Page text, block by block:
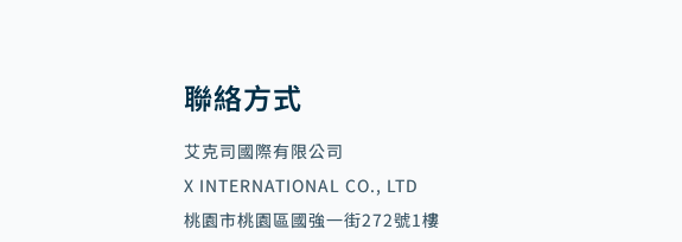
聯絡方式
艾克司國際有限公司
X INTERNATIONAL CO., LTD
桃園市桃園區國強一街272號1樓